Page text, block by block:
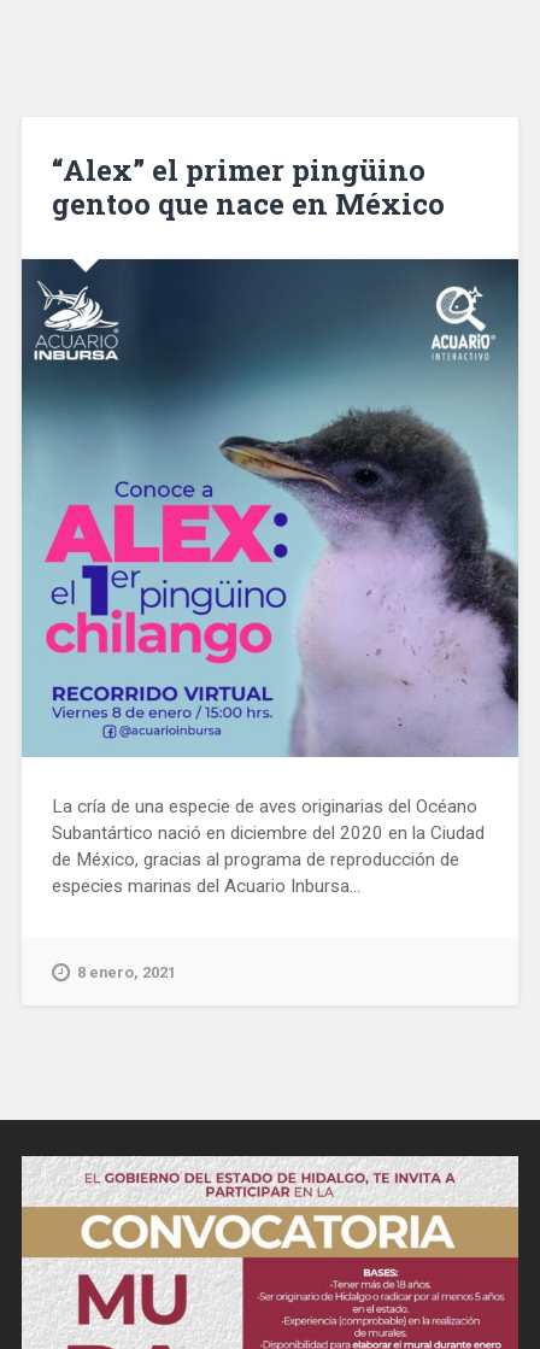
“Alex” el primer pingüino
gentoo que nace en México
La cría de una especie de aves originarias del Océano
Subantártico nació en diciembre del 2020 en la Ciudad
de México, gracias al programa de reproducción de
especies marinas del Acuario Inbursa...
8 enero, 2021